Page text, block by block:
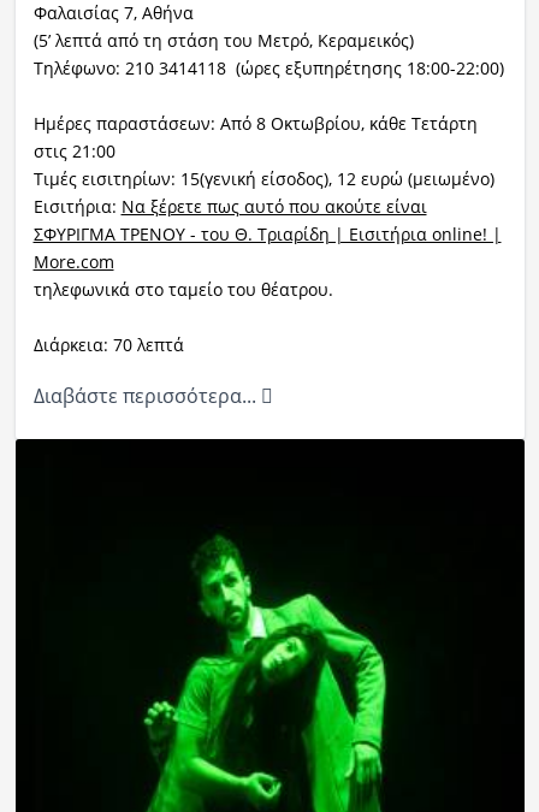
Φαλαισίας 7, Αθήνα
(5’ λεπτά από τη στάση του Μετρό, Κεραμεικός)
Τηλέφωνο: 210 3414118 (ώρες εξυπηρέτησης 18:00-22:00)
Ημέρες παραστάσεων: Από 8 Οκτωβρίου, κάθε Τετάρτη
στις 21:00
Τιμές εισιτηρίων: 15(γενική είσοδος), 12 ευρώ (μειωμένο)
Εισιτήρια: Να ξέρετε πως αυτό που ακούτε είναι
ΣΦΥΡΙΓΜΑ ΤΡΕΝΟΥ - του Θ. Τριαρίδη | Εισιτήρια online! |
More.com
τηλεφωνικά στο ταμείο του θέατρου.
Διάρκεια: 70 λεπτά
Διαβάστε περισσότερα...